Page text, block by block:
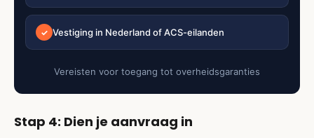
✓ Vestiging in Nederland of ACS-eilanden
Vereisten voor toegang tot overheidsgaranties
Stap 4: Dien je aanvraag in